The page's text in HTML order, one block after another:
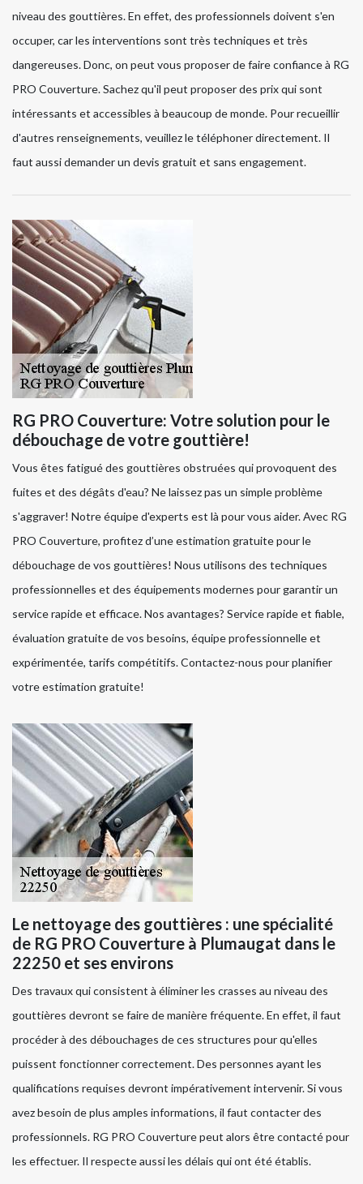
niveau des gouttières. En effet, des professionnels doivent s'en
occuper, car les interventions sont très techniques et très
dangereuses. Donc, on peut vous proposer de faire confiance à RG
PRO Couverture. Sachez qu'il peut proposer des prix qui sont
intéressants et accessibles à beaucoup de monde. Pour recueillir
d'autres renseignements, veuillez le téléphoner directement. Il
faut aussi demander un devis gratuit et sans engagement.
RG PRO Couverture: Votre solution pour le
débouchage de votre gouttière!
Vous êtes fatigué des gouttières obstruées qui provoquent des
fuites et des dégâts d'eau? Ne laissez pas un simple problème
s'aggraver! Notre équipe d'experts est là pour vous aider. Avec RG
PRO Couverture, profitez d’une estimation gratuite pour le
débouchage de vos gouttières! Nous utilisons des techniques
professionnelles et des équipements modernes pour garantir un
service rapide et efficace. Nos avantages? Service rapide et fiable,
évaluation gratuite de vos besoins, équipe professionnelle et
expérimentée, tarifs compétitifs. Contactez-nous pour planifier
votre estimation gratuite!
Le nettoyage des gouttières : une spécialité
de RG PRO Couverture à Plumaugat dans le
22250 et ses environs
Des travaux qui consistent à éliminer les crasses au niveau des
gouttières devront se faire de manière fréquente. En effet, il faut
procéder à des débouchages de ces structures pour qu'elles
puissent fonctionner correctement. Des personnes ayant les
qualifications requises devront impérativement intervenir. Si vous
avez besoin de plus amples informations, il faut contacter des
professionnels. RG PRO Couverture peut alors être contacté pour
les effectuer. Il respecte aussi les délais qui ont été établis.